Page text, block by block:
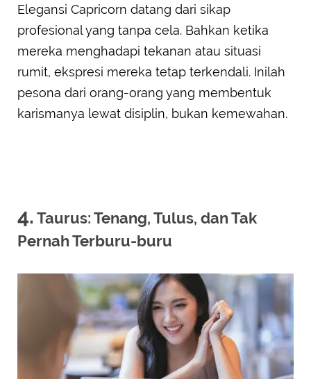
Elegansi Capricorn datang dari sikap
profesional yang tanpa cela. Bahkan ketika
mereka menghadapi tekanan atau situasi
rumit, ekspresi mereka tetap terkendali. Inilah
pesona dari orang-orang yang membentuk
karismanya lewat disiplin, bukan kemewahan.
4. Taurus: Tenang, Tulus, dan Tak
Pernah Terburu-buru